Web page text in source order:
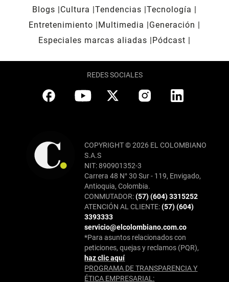
Blogs
Cultura Tendencias Tecnología
Entretenimiento
Multimedia
Generación
Especiales marcas aliadas
Pódcast
REDES SOCIALES
COPYRIGHT © 2026 EL COLOMBIANO
S.A.S
NIT: 890901352-3
Carrera 48 N° 30 Sur - 119, Envigado,
Antioquia, Colombia.
CONMUTADOR:(57) (604) 3315252
ATENCIÓN AL CLIENTE:(57) (604)
3393333
servicio@elcolombiano.com.co
*Para asuntos relacionados con
peticiones, quejas y reclamos (PQR),
haz clic aquí
PROGRAMA DE TRANSPARENCIA Y
ÉTICA EMPRESARIAL: